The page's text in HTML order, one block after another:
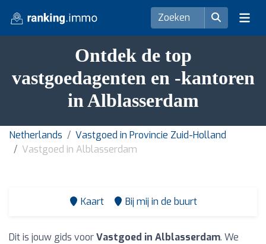
Ontdek de top
vastgoedagenten en -kantoren
in Alblasserdam
Netherlands
Vastgoed in Provincie Zuid-Holland
Vastgoed in Alblasserdam
Kaart Bij mij in de buurt
Dit is jouw gids voorVastgoed in Alblasserdam. We